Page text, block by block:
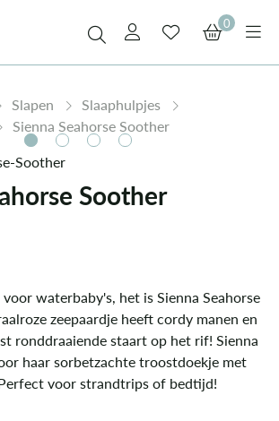
0
Slapen
Slaaphulpjes
Sienna Seahorse Soother
Soother
waterbaby's, het is Sienna Seahorse
zeepaardje heeft cordy manen en
ronddraaiende staart op het rif! Sienna
haar sorbetzachte troostdoekje met
voor strandtrips of bedtijd!